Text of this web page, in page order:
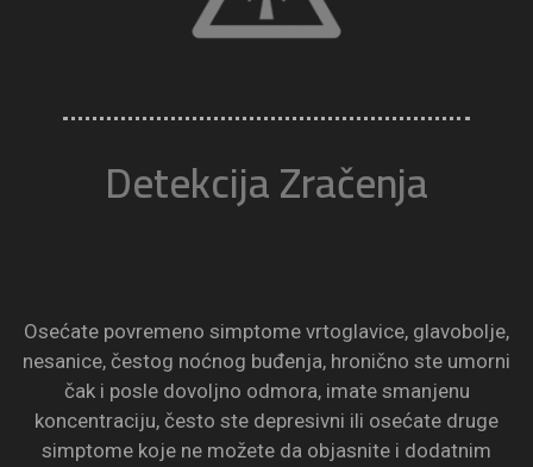
Detekcija Zračenja
Osećate povremeno simptome vrtoglavice, glavobolje,
nesanice, čestog noćnog buđenja, hronično ste umorni
čak i posle dovoljno odmora, imate smanjenu
koncentraciju, često ste depresivni ili osećate druge
simptome koje ne možete da objasnite i dodatnim